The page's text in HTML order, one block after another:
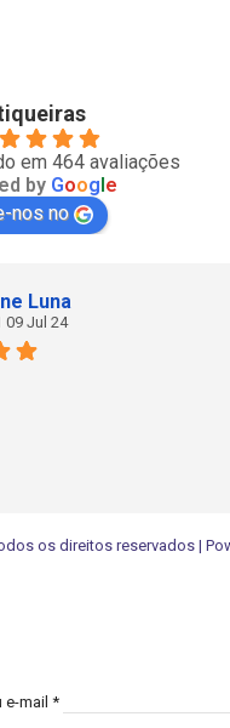
em 464 avaliações
by Goog e
nos no
Luna
09 Jul 24
os direitos reservados |
mail *